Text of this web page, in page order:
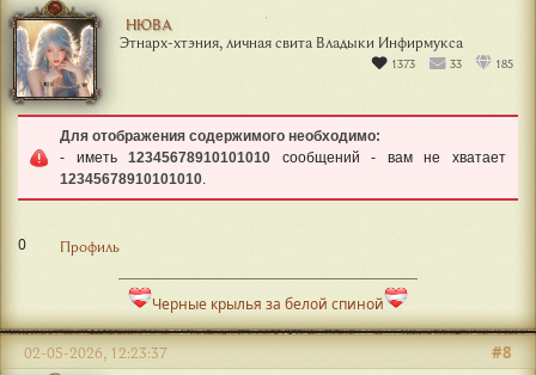
НЮВА
Этнарх-хтэния, личная свита Владыки Инфирмукса
1373 33 185
Для отображения содержимого необходимо:
- иметь12345678910101010 сообщений - вам не хватает
12345678910101010
0 Профиль
Черные крылья за белой спиной
#8
02-05-2026, 12:23:37